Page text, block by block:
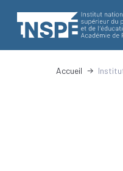
contenu
principal
principale
d'Ariane
Accueil